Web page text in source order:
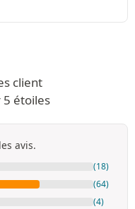
client
5 étoiles
avis.
(18)
(64)
(4)